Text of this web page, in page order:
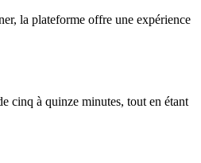
la plateforme offre une expérience
cinq à quinze minutes, tout en étant